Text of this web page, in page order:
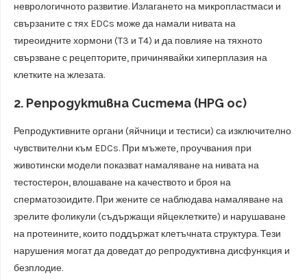
неврологичното развитие. Излагането на микропластмаси и
свързаните с тях EDCs може да намали нивата на
тиреоидните хормони (T3 и T4) и да повлияе на тяхното
свързване с рецепторите, причинявайки хиперплазия на
клетките на жлезата.
2. Репродуктивна Система (HPG ос)
Репродуктивните органи (яйчници и тестиси) са изключително
чувствителни към EDCs. При мъжете, проучвания при
животински модели показват намаляване на нивата на
тестостерон, влошаване на качеството и броя на
сперматозоидите. При жените се наблюдава намаляване на
зрелите фоликули (съдържащи яйцеклетките) и нарушаване
на протеините, които поддържат клетъчната структура. Тези
нарушения могат да доведат до репродуктивна дисфункция и
безплодие.